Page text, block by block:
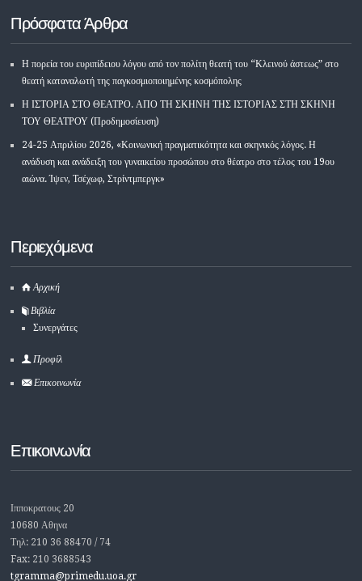
Πρόσφατα Άρθρα
Η πορεία του ευριπίδειου λόγου από τον πολίτη θεατή του “Κλεινού άστεως” στο
θεατή καταναλωτή της παγκοσμιοποιημένης κοσμόπολης
Η ΙΣΤΟΡΙΑ ΣΤΟ ΘΕΑΤΡΟ. ΑΠΟ ΤΗ ΣΚΗΝΗ ΤΗΣ ΙΣΤΟΡΙΑΣ ΣΤΗ ΣΚΗΝΗ
ΤΟΥ ΘΕΑΤΡΟΥ (Προδημοσίευση)
24-25 Απριλίου 2026, «Κοινωνική πραγματικότητα και σκηνικός λόγος. Η
ανάδυση και ανάδειξη του γυναικείου προσώπου στο θέατρο στο τέλος του 19ου
αιώνα. Ίψεν, Τσέχωφ, Στρίντμπεργκ»
Περιεχόμενα
Αρχική
Βιβλία
Συνεργάτες
Προφίλ
Επικοινωνία
Επικοινωνία
Ιπποκρατους 20
10680 Αθηνα
Τηλ: 210 36 88470 / 74
Fax: 210 3688543
tgramma@primedu.uoa.gr